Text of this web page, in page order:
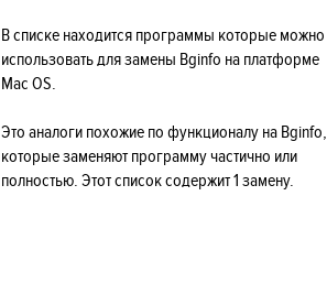
В списке находится программы которые можно
использовать для замены Bginfo на платформе
Mac OS.
Это аналоги похожие по функционалу на Bginfo,
которые заменяют программу частично или
полностью. Этот список содержит 1 замену.